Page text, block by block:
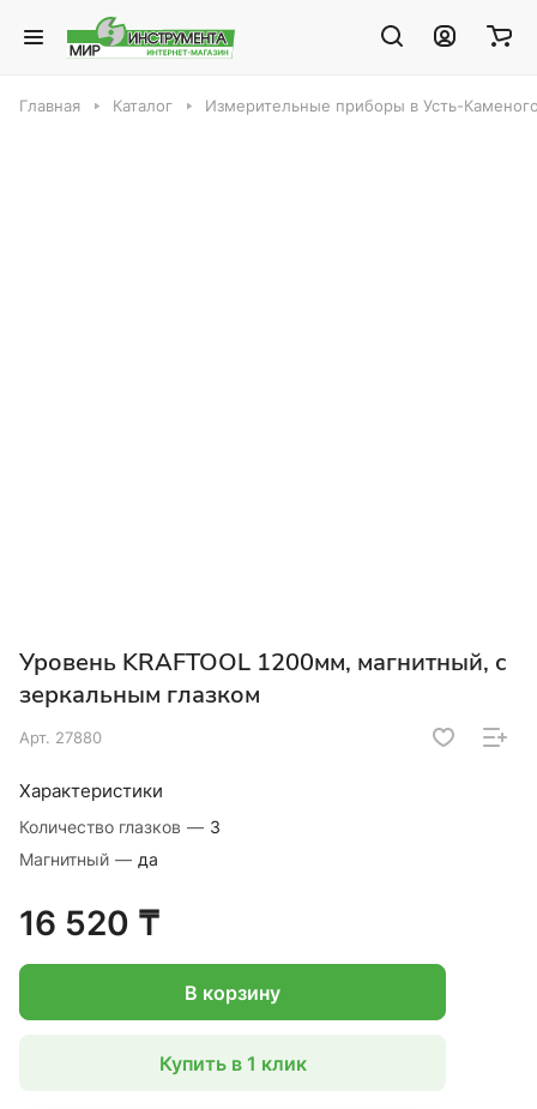
Главная Каталог Измерительные приборы в Усть-
Уровень KRAFTOOL 1200мм, магнитный, с
зеркальным глазком
Арт. 27880
Характеристики
Количество глазков — 3
Магнитный — да
16 520 ₸
В корзину
Купить в 1 клик